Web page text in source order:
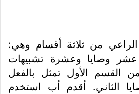
من ثلاثة أقسام وهي:
وصايا وعشرة تشبيهات
القسم الأول تمثل بالفعل
الثاني. أقدم أب استخدم